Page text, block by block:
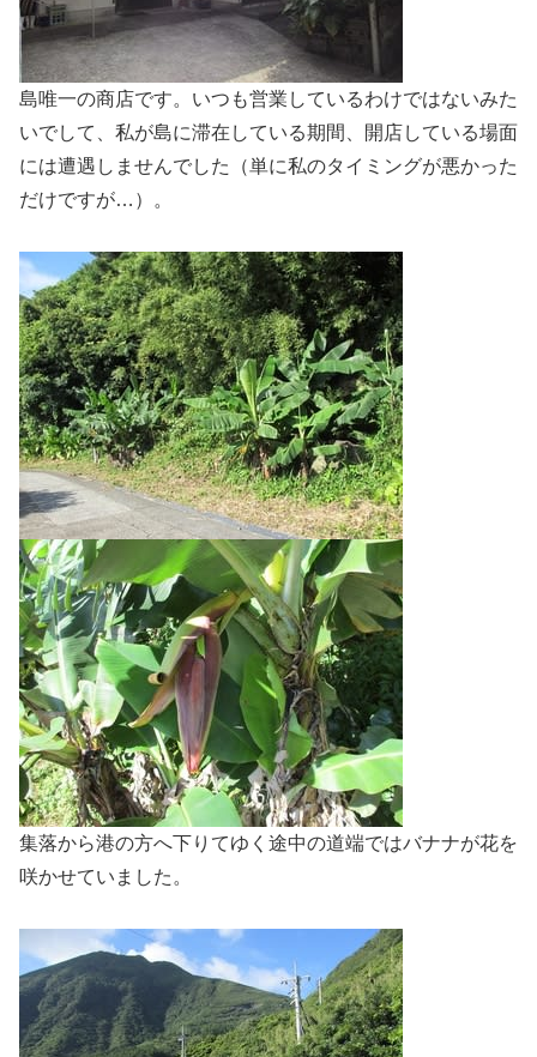
島唯一の商店です。いつも営業しているわけではないみた
いでして、私が島に滞在している期間、開店している場面
には遭遇しませんでした（単に私のタイミングが悪かった
だけですが…）。
集落から港の方へ下りてゆく途中の道端ではバナナが花を
咲かせていました。